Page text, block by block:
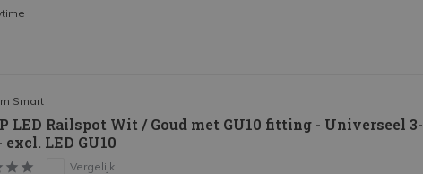
Smart
LED Railspot Wit / Goud met GU10 fitting - Universeel 3-
excl. LED GU10
Vergelijk